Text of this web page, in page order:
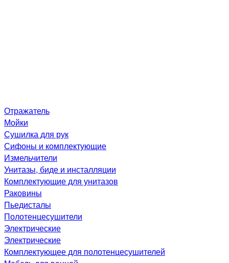
Отражатель
Мойки
Сушилка для рук
Сифоны и комплектующие
Измельчители
Унитазы, биде и инсталляции
Комплектующие для унитазов
Раковины
Пьедисталы
Полотенцесушители
Электрические
Электрические
Комплектующее для полотенцесушителей